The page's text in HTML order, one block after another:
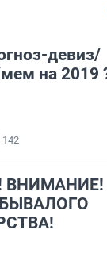
девиз/
на 2019
142
ВНИМАНИЕ!